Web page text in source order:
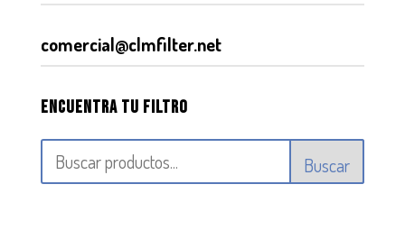
comercial@clmfilter.net
Encuentra tu filtro
Buscar